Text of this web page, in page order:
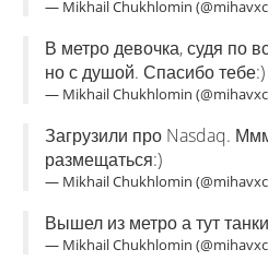
— Mikhail Chukhlomin
В метро девочка, судя по
но с душой. Спасибо тебе:)
— Mikhail Chukhlomin
Загрузили про Nasdaq.
размещаться:)
— Mikhail Chukhlomin
Вышел из метро а тут
— Mikhail Chukhlomin